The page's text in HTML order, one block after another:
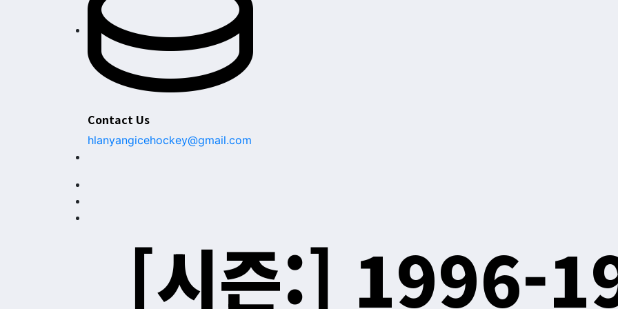
Contact Us
hlanyangicehockey@gmail.com
[시즌:] 1996-